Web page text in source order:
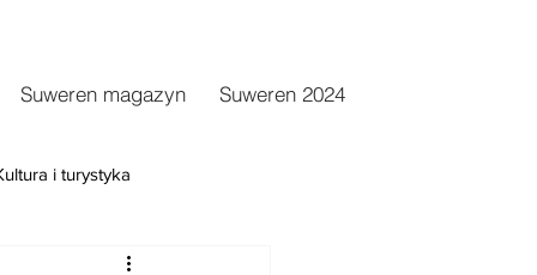
Suweren magazyn Suweren 2024
i turystyka